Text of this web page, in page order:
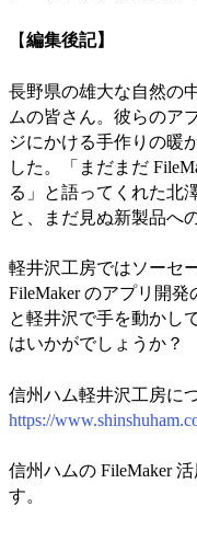
【編集後記】
長野県の雄大な自然の
ムの皆さん。彼らのア
ジにかける手作りの暖
した。「まだまだ
る」と語ってくれた北
と、まだ見ぬ新製品へ
軽井沢工房ではソーセ
FileMaker のアプリ開
と軽井沢で手を動かし
はいかがでしょうか？
信州ハム軽井沢工房に
https://
信州ハムの FileMaker
す。